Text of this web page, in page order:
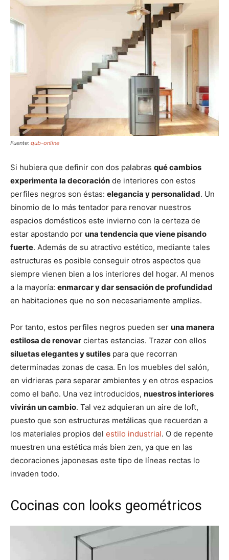
Fuente: qub-online
Si hubiera que definir con dos palabras qué cambios
experimenta la decoración de interiores con estos
perfiles negros son éstas: elegancia y personalidad. Un
binomio de lo más tentador para renovar nuestros
espacios domésticos este invierno con la certeza de
estar apostando por una tendencia que viene pisando
fuerte. Además de su atractivo estético, mediante tales
estructuras es posible conseguir otros aspectos que
siempre vienen bien a los interiores del hogar. Al menos
a la mayoría: enmarcar y dar sensación de profundidad
en habitaciones que no son necesariamente amplias.
Por tanto, estos perfiles negros pueden ser una manera
estilosa de renovar ciertas estancias. Trazar con ellos
siluetas elegantes y sutiles para que recorran
determinadas zonas de casa. En los muebles del salón,
en vidrieras para separar ambientes y en otros espacios
como el baño. Una vez introducidos, nuestros interiores
vivirán un cambio. Tal vez adquieran un aire de loft,
puesto que son estructuras metálicas que recuerdan a
los materiales propios del estilo industrial. O de repente
muestren una estética más bien zen, ya que en las
decoraciones japonesas este tipo de líneas rectas lo
invaden todo.
Cocinas con looks geométricos